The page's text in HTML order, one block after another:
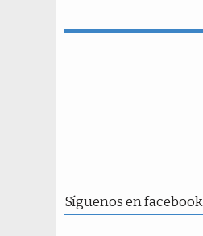
Síguenos en facebook